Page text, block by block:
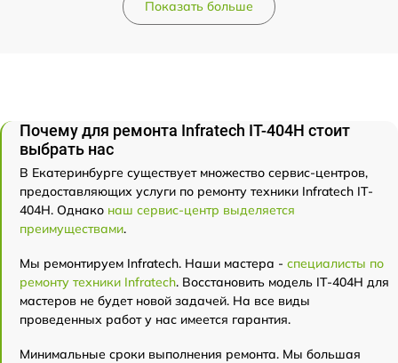
Показать больше
Почему для ремонта Infratech IT-404H стоит
выбрать нас
В Екатеринбурге существует множество сервис-центров,
предоставляющих услуги по ремонту техники Infratech IT-
404H. Однако наш сервис-центр выделяется
преимуществами.
Мы ремонтируем Infratech. Наши мастера - специалисты по
ремонту техники Infratech. Восстановить модель IT-404H для
мастеров не будет новой задачей. На все виды
проведенных работ у нас имеется гарантия.
Минимальные сроки выполнения ремонта. Мы большая